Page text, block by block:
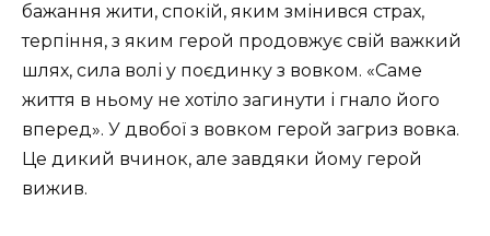
бажання жити, спокій, яким змінився страх,
терпіння, з яким герой продовжує свій важкий
шлях, сила волі у поєдинку з вовком. «Саме
життя в ньому не хотіло загинути і гнало його
вперед». У двобої з вовком герой загриз вовка.
Це дикий вчинок, але завдяки йому герой
вижив.